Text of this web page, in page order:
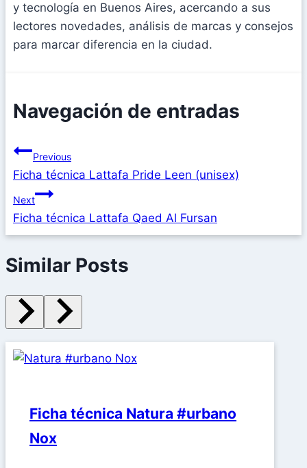
y tecnología en Buenos Aires, acercando a sus
lectores novedades, análisis de marcas y consejos
para marcar diferencia en la ciudad.
Navegación de entradas
Previous
Ficha técnica Lattafa Pride Leen (unisex)
Next
Ficha técnica Lattafa Qaed Al Fursan
Similar Posts
Ficha técnica Natura #urbano
Nox